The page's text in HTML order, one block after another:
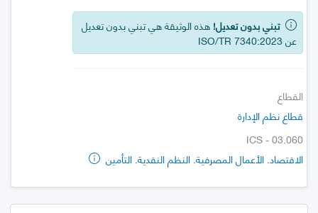
تبني بدون تعديل! هذه الوثيقة هي تبني بدون تعديل
عن ISO/TR 7340:2023
القطاع
قطاع نظم الإدارة
ICS - 03.060
الاقتصاد. الأعمال المصرفية. النظم النقدية. التأمين